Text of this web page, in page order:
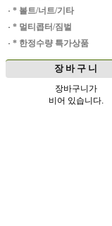
· * 볼트/너트/기타
· * 멀티콥터/짐벌
· * 한정수량 특가상품
장 바 구 니
장바구니가
비어 있습니다.